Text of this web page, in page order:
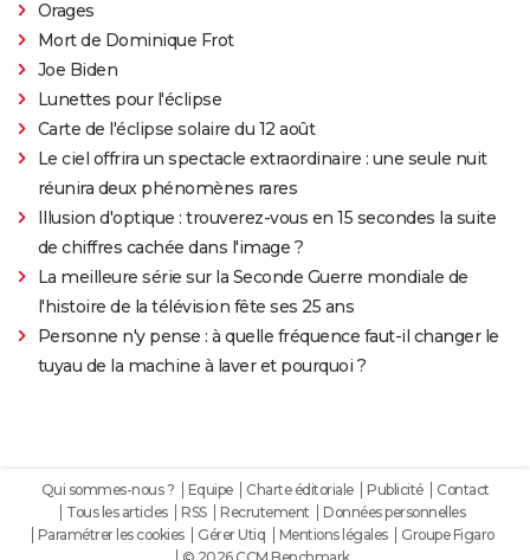
Orages
Mort de Dominique Frot
Joe Biden
Lunettes pour l'éclipse
Carte de l'éclipse solaire du 12 août
Le ciel offrira un spectacle extraordinaire : une seule nuit
réunira deux phénomènes rares
Illusion d'optique : trouverez-vous en 15 secondes la suite
de chiffres cachée dans l'image ?
La meilleure série sur la Seconde Guerre mondiale de
l'histoire de la télévision fête ses 25 ans
Personne n'y pense : à quelle fréquence faut-il changer le
tuyau de la machine à laver et pourquoi ?
Qui sommes-nous ? Equipe Charte éditoriale Publicité
Contact
Tous les articles
RSS Recrutement
Données personnelles
Paramétrer les cookies
Gérer Utiq Mentions légales
Groupe Figaro